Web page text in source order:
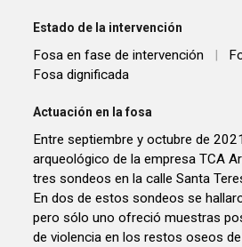
Estado de la intervención
Fosa en fase de intervención |
Fosa dignificada
Actuación en la fosa
Entre septiembre y octubre de
arqueológico de la empresa TCA
tres sondeos en la calle Santa
En dos de estos sondeos se
pero sólo uno ofreció muestras
de violencia en los restos oseos